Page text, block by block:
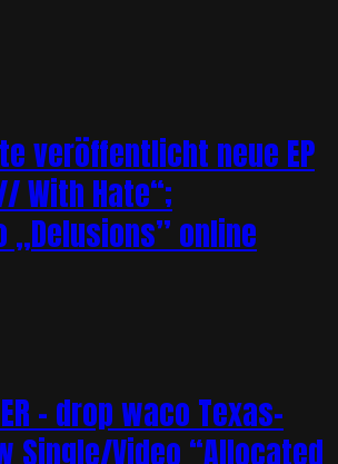
veröffentlicht neue EP
With Hate“;
„Delusions” online
– drop waco Texas-
Single/Video “Allocated